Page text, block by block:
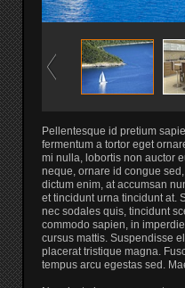
Pellentesque id pretium
fermentum a tortor eget
mi nulla, lobortis non auctor
neque, ornare id congue
dictum enim, at accumsan
et tincidunt urna tincidunt at.
nec sodales quis, tincidunt
commodo sapien, in
cursus mattis. Suspendisse
placerat tristique magna.
tempus arcu egestas sed.